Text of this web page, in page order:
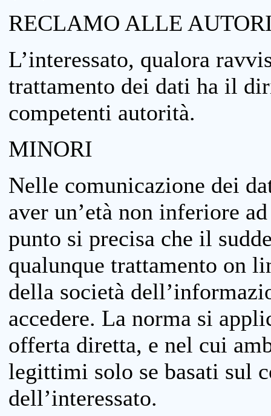
RECLAMO ALLE
L’interessato, qualora
trattamento dei dati ha il
competenti autorità.
MINORI
Nelle comunicazione dei
aver un’età non inferiore
punto si precisa che il
qualunque trattamento on
della società
accedere. La norma si
offerta diretta, e nel cui
legittimi solo se basati sul
dell’interessato.